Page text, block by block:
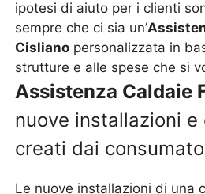
ipotesi di aiuto per i clienti
sempre che ci sia un’
Cisliano personalizzata in
strutture e alle spese che si
Assistenza Caldaie
nuove installazioni
creati dai
Le nuove installazioni di una